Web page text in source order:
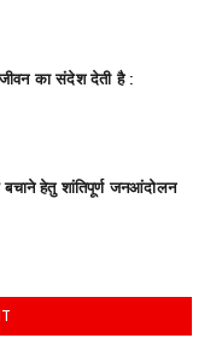
का संदेश देती है :
हेतु शांतिपूर्ण जनआंदोलन